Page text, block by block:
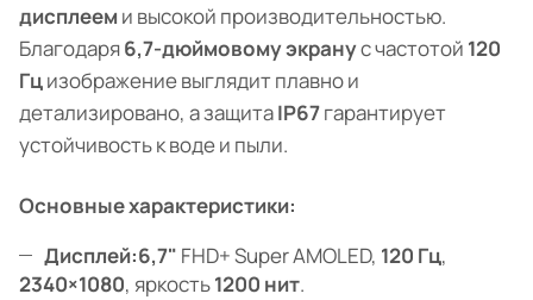
дисплеем и высокой производительностью.
Благодаря6,7-дюймовому экранус частотой 120
Гцизображение выглядит плавно и
детализировано, а защитаIP67гарантирует
устойчивость к воде и пыли.
Основные характеристики:
Дисплей:6,7" FHD+ Super AMOLED, 120 Гц,
2340×1080, яркость1200 нит.